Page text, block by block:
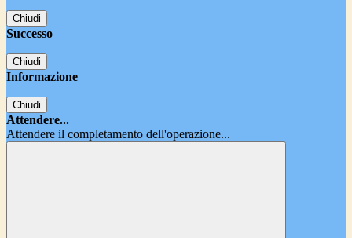
Chiudi
Successo
Chiudi
Informazione
Chiudi
Attendere...
Attendere il completamento dell'operazione...